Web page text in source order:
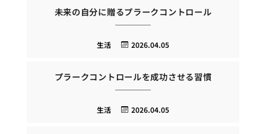
未来の自分に贈るプラークコントロール
2026.04.05
生活
プラークコントロールを成功させる習慣
2026.04.05
生活